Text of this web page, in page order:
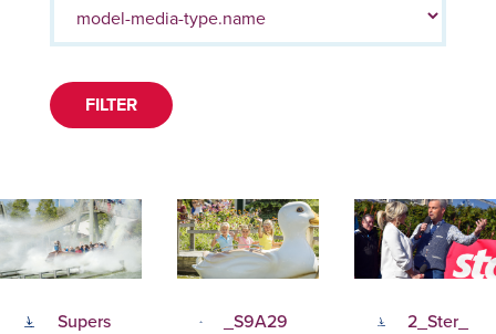
FILTER
Supers
_S9A29
2_Ster_